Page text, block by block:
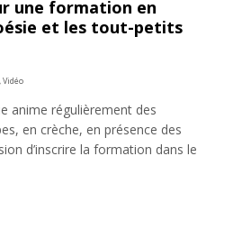
une formation en
et les tout-petits
,Vidéo
anime régulièrement des
en crèche, en présence des
d’inscrire la formation dans le